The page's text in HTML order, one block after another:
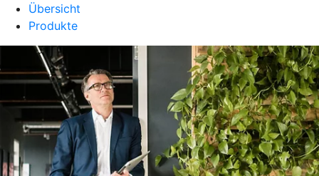
Übersicht
Produkte